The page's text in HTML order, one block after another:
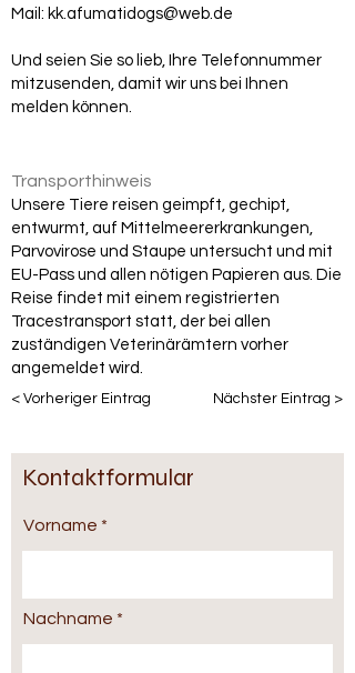
Mail: kk.afumatidogs@web.de
Und seien Sie so lieb, Ihre Telefonnummer
mitzusenden, damit wir uns bei Ihnen
melden können.
Transporthinweis
Unsere Tiere reisen geimpft, gechipt,
entwurmt, auf Mittelmeererkrankungen,
Parvovirose und Staupe untersucht und mit
EU-Pass und allen nötigen Papieren aus. Die
Reise findet mit einem registrierten
Tracestransport statt, der bei allen
zuständigen Veterinärämtern vorher
angemeldet wird.
< Vorheriger Eintrag Nächster Eintrag >
Kontaktformular
Vorname
Nachname